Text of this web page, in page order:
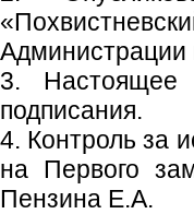
Администрации
3. Настоящее
подписания.
4. Контроль за
на Первого
Пензина Е.А.